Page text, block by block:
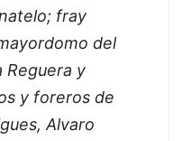
fray
del
Reguera y
y foreros de
Alvaro